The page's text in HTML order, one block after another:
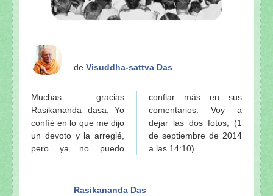
de Visuddha-sattva Das
Muchas gracias
Rasikananda dasa, Yo
confíé en lo que me dijo
un devoto y la arreglé,
pero ya no puedo
confiar más en sus
comentarios. Voy a
dejar las dos fotos, (1
de septiembre de 2014
a las 14:10)
Rasikananda Das